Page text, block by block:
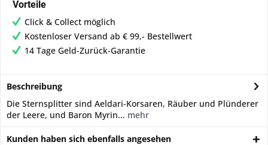
Vorteile
Click & Collect möglich
Kostenloser Versand ab € 99,- Bestellwert
14 Tage Geld-Zurück-Garantie
Beschreibung
Die Sternsplitter sind Aeldari-Korsaren, Räuber und Plünderer
der Leere, und Baron Myrin... mehr
Kunden haben sich ebenfalls angesehen